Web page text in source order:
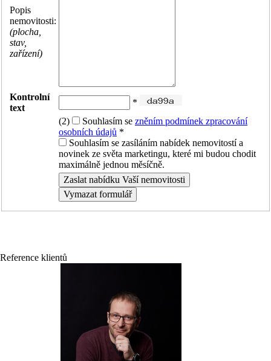
Popis
nemovitosti:
(plocha,
stav,
zařízení)
Kontrolní
text
*
(2)
Souhlasím se zněním podmínek zpracování
osobních údajů *
Souhlasím se zasíláním nabídek nemovitostí a
novinek ze světa marketingu, které mi budou chodit
maximálně jednou měsíčně.
Reference klientů